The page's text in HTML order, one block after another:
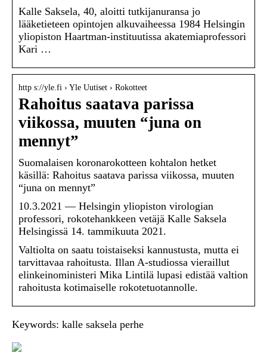
Kalle Saksela, 40, aloitti tutkijanuransa jo
lääketieteen opintojen alkuvaiheessa 1984 Helsingin
yliopiston Haartman-instituutissa akatemiaprofessori
Kari …
http s://yle.fi › Yle Uutiset › Rokotteet
Rahoitus saatava parissa
viikossa, muuten “juna on
mennyt”
Suomalaisen koronarokotteen kohtalon hetket
käsillä: Rahoitus saatava parissa viikossa, muuten
“juna on mennyt”
10.3.2021 — Helsingin yliopiston virologian
professori, rokotehankkeen vetäjä Kalle Saksela
Helsingissä 14. tammikuuta 2021.
Valtiolta on saatu toistaiseksi kannustusta, mutta ei
tarvittavaa rahoitusta. Illan A-studiossa vieraillut
elinkeinoministeri Mika Lintilä lupasi edistää valtion
rahoitusta kotimaiselle rokotetuotannolle.
Keywords: kalle saksela perhe